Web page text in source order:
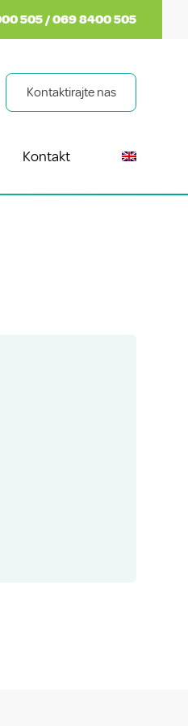
505 / 069 8400 505
Kontaktirajte nas
Kontakt